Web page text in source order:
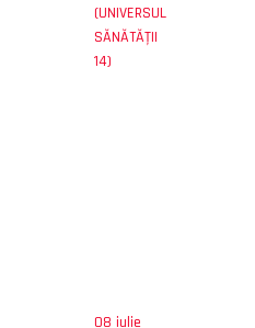
(UNIVERSUL
SĂNĂTĂŢII
14)
08 iulie